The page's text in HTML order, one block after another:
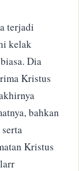
terjadi
kelak
Dia
Kristus
bahkan
Kristus